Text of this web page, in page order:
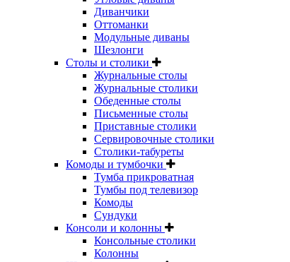
Диванчики
Оттоманки
Модульные диваны
Шезлонги
Столы и столики
Журнальные столы
Журнальные столики
Обеденные столы
Письменные столы
Приставные столики
Сервировочные столики
Столики-табуреты
Комоды и тумбочки
Тумба прикроватная
Тумбы под телевизор
Комоды
Сундуки
Консоли и колонны
Консольные столики
Колонны